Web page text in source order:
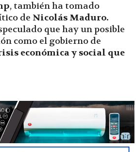
, también ha tomado
de Nicolás Maduro.
que hay un posible
como el gobierno de
económica y social que